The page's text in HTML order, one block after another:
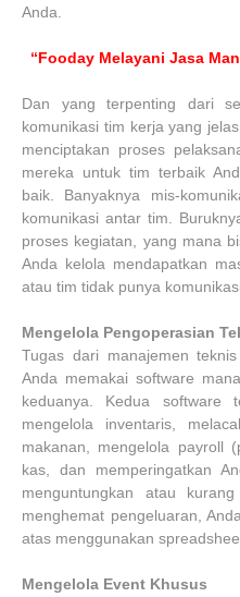
Anda.
“Fooday Melayani Jasa
Dan yang terpenting dari
komunikasi tim kerja yang
menciptakan proses
mereka untuk tim terbaik
baik. Banyaknya mis-
komunikasi antar tim.
proses kegiatan, yang mana
Anda kelola mendapatkan
atau tim tidak punya
Mengelola Pengoperasian
Tugas dari manajemen
Anda memakai software
keduanya. Kedua software
mengelola inventaris,
makanan, mengelola payroll
kas, dan memperingatkan
menguntungkan atau
menghemat pengeluaran,
atas menggunakan
Mengelola Event Khusus